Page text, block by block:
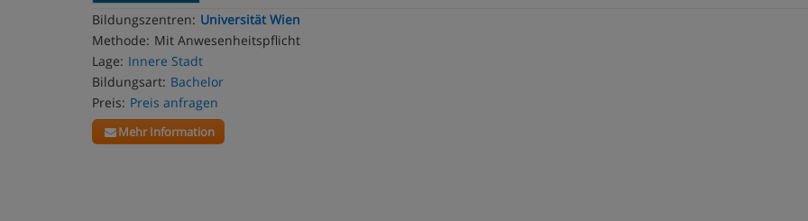
Bildungszentren: Universität Wien
Methode: Mit Anwesenheitspflicht
Lage: Innere Stadt
Bildungsart: Bachelor
Preis: Preis anfragen
Mehr Information